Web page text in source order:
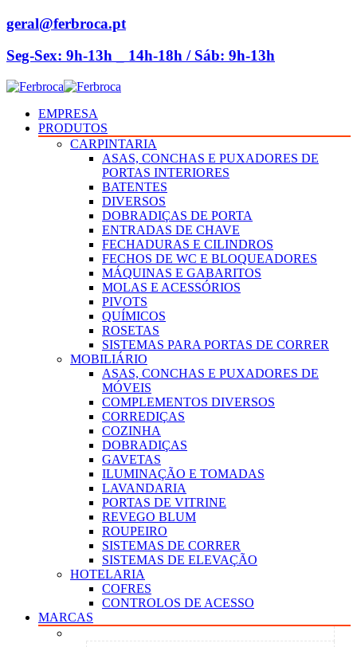
geral@ferbroca.pt
Seg-Sex: 9h-13h _ 14h-18h / Sáb: 9h-13h
EMPRESA
PRODUTOS
CARPINTARIA
ASAS, CONCHAS E PUXADORES DE
PORTAS INTERIORES
BATENTES
DIVERSOS
DOBRADIÇAS DE PORTA
ENTRADAS DE CHAVE
FECHADURAS E CILINDROS
FECHOS DE WC E BLOQUEADORES
MÁQUINAS E GABARITOS
MOLAS E ACESSÓRIOS
PIVOTS
QUÍMICOS
ROSETAS
SISTEMAS PARA PORTAS DE CORRER
MOBILIÁRIO
ASAS, CONCHAS E PUXADORES DE
MÓVEIS
COMPLEMENTOS DIVERSOS
CORREDIÇAS
COZINHA
DOBRADIÇAS
GAVETAS
ILUMINAÇÃO E TOMADAS
LAVANDARIA
PORTAS DE VITRINE
REVEGO BLUM
ROUPEIRO
SISTEMAS DE CORRER
SISTEMAS DE ELEVAÇÃO
HOTELARIA
COFRES
CONTROLOS DE ACESSO
MARCAS